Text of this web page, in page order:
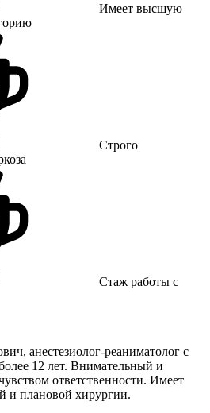
Имеет высшую
Строго
Стаж работы с
анестезиолог-реаниматолог с
12 лет. Внимательный и
ответственности. Имеет
и плановой хирургии.